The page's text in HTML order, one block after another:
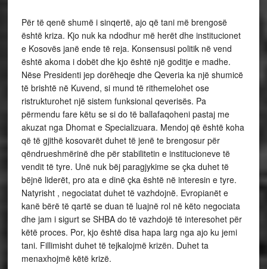
Për të qenë shumë i sinqertë, ajo që tani më brengosë
është kriza. Kjo nuk ka ndodhur më herët dhe institucionet
e Kosovës janë ende të reja. Konsensusi politik në vend
është akoma i dobët dhe kjo është një goditje e madhe.
Nëse Presidenti jep dorëheqje dhe Qeveria ka një shumicë
të brishtë në Kuvend, si mund të rithemelohet ose
ristrukturohet një sistem funksional qeverisës. Pa
përmendu fare këtu se si do të ballafaqoheni pastaj me
akuzat nga Dhomat e Specializuara. Mendoj që është koha
që të gjithë kosovarët duhet të jenë te brengosur për
qëndrueshmërinë dhe për stabilitetin e institucioneve të
vendit të tyre. Unë nuk bëj paragjykime se çka duhet të
bëjnë liderët, pro ata e dinë çka është në interesin e tyre.
Natyrisht , negociatat duhet të vazhdojnë. Evropianët e
kanë bërë të qartë se duan të luajnë rol në këto negociata
dhe jam i sigurt se SHBA do të vazhdojë të interesohet për
këtë proces. Por, kjo është disa hapa larg nga ajo ku jemi
tani. Fillimisht duhet të tejkalojmë krizën. Duhet ta
menaxhojmë këtë krizë.